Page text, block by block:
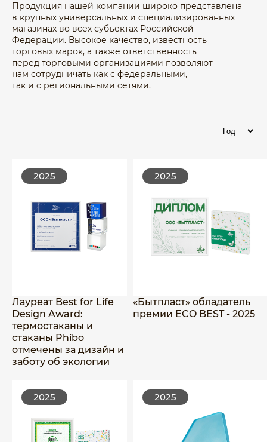
Продукция нашей компании широко представлена
в крупных универсальных и специализированных
магазинах во всех субъектах Российской
Федерации. Высокое качество, известность
торговых марок, а также ответственность
перед торговыми организациями позволяют
нам сотрудничать как с федеральными,
так и с региональными сетями.
2025
Лауреат Best for Life
Design Award:
термостаканы и
стаканы Phibo
отмечены за дизайн и
заботу об экологии
2025
«Бытпласт» обладатель
премии ECO BEST - 2025
2025 2025